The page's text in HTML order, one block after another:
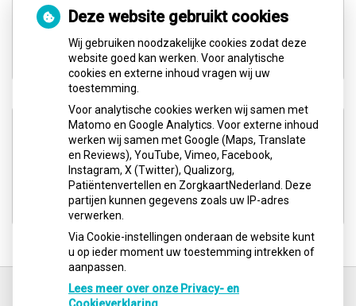
Woensdag:
08:30 - 17:15
Donderdag:
08:30 - 17:15
Vrijdag:
08:30 - 12:30
Aangesloten bij:
Deze website gebruikt cookies
Wij gebruiken noodzakelijke cookies zodat deze
website goed kan werken. Voor analytische
cookies en externe inhoud vragen wij uw
toestemming.
Voor analytische cookies werken wij samen met
Matomo en Google Analytics. Voor externe inhoud
werken wij samen met Google (Maps, Translate
en Reviews), YouTube, Vimeo, Facebook,
Instagram, X (Twitter), Qualizorg,
Patiëntenvertellen en ZorgkaartNederland. Deze
partijen kunnen gegevens zoals uw IP-adres
verwerken.
Via Cookie-instellingen onderaan de website kunt
u op ieder moment uw toestemming intrekken of
aanpassen.
Lees meer over onze Privacy- en